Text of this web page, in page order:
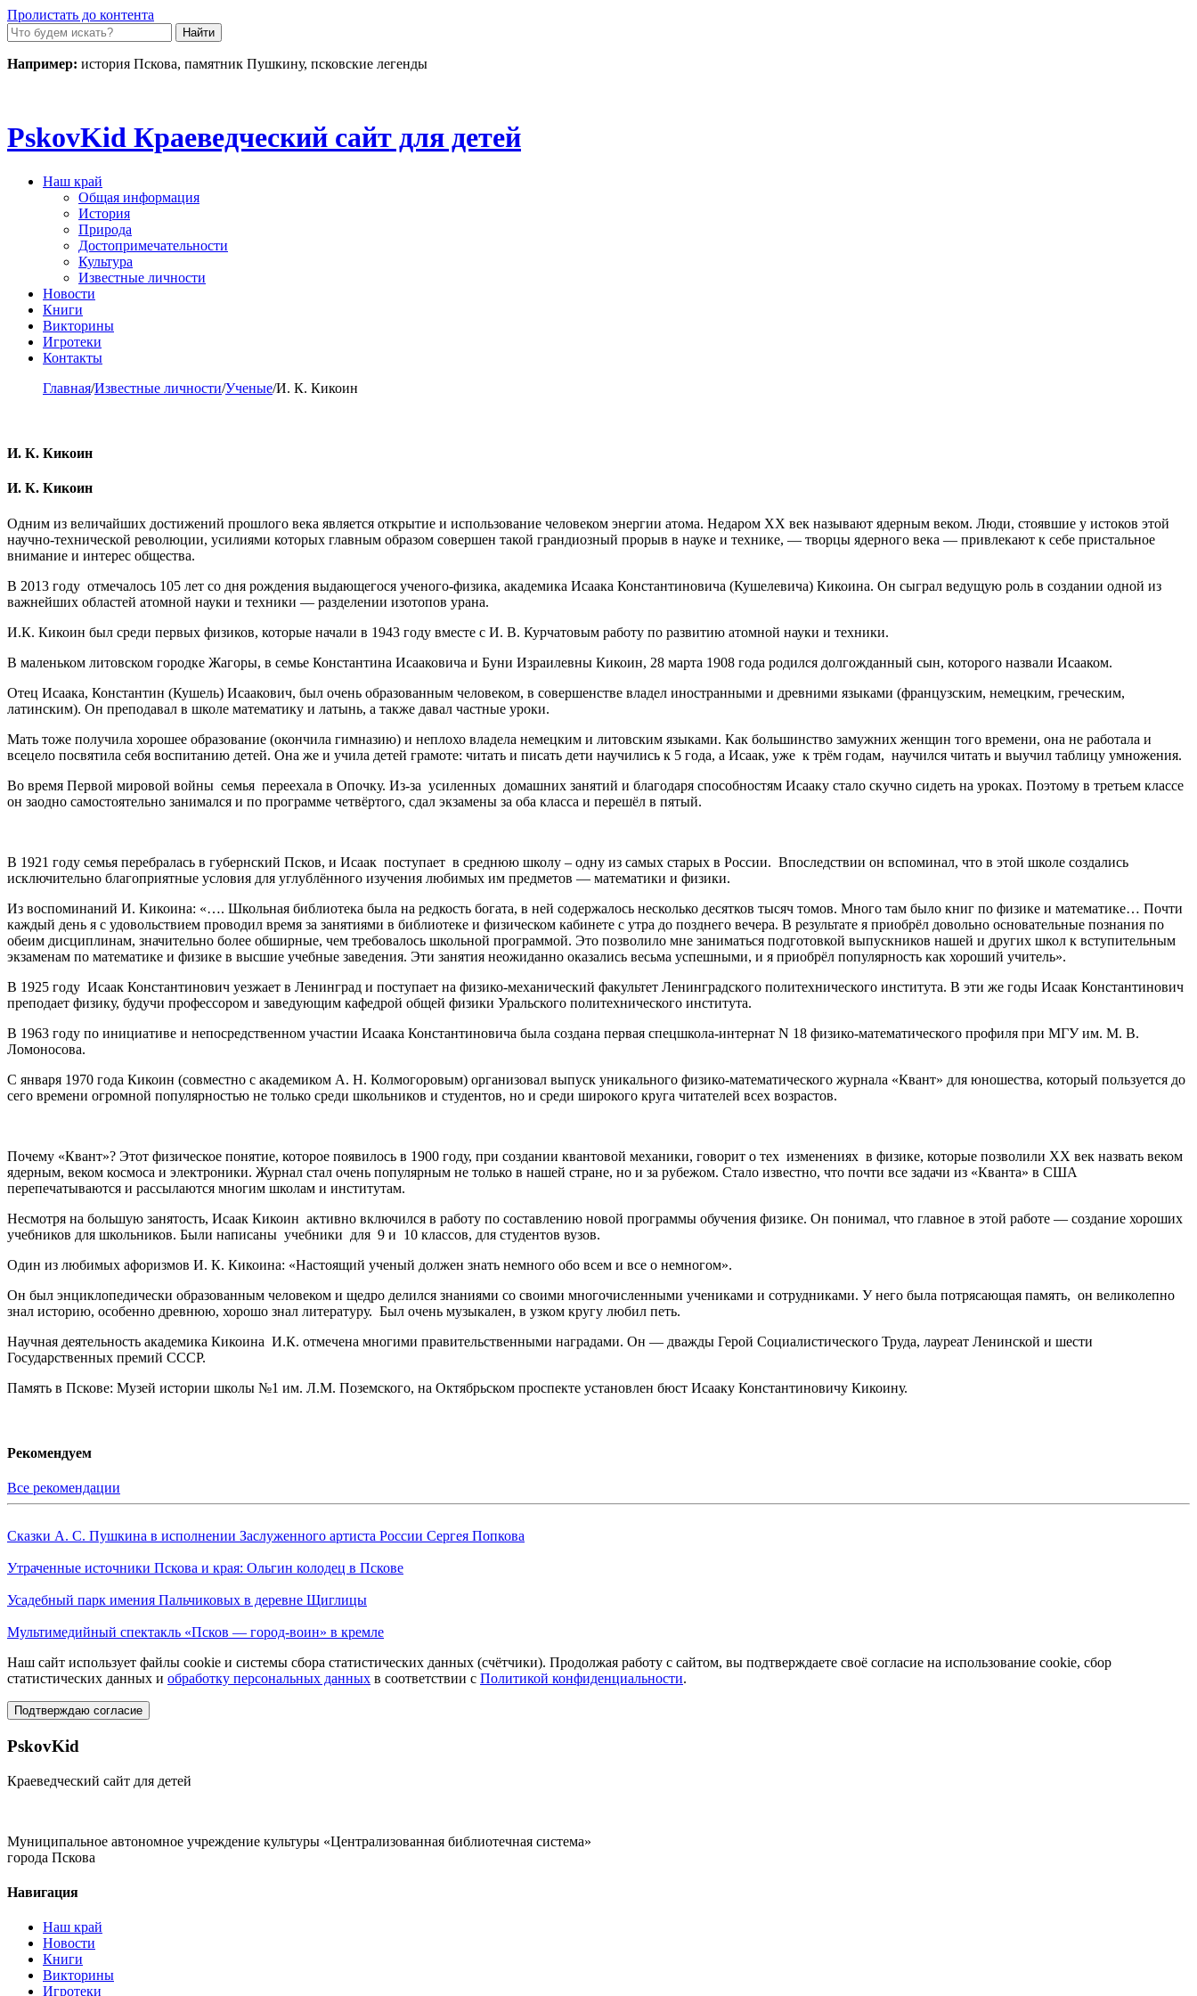
Пролистать до контента
Например: история Пскова, памятник Пушкину, псковские легенды
PskovKid Краеведческий сайт для детей
Наш край
Общая информация
История
Природа
Достопримечательности
Культура
Известные личности
Новости
Книги
Викторины
Игротеки
Контакты
Главная/Известные личности/Ученые/И. К. Кикоин
И. К. Кикоин
И. К. Кикоин
Одним из величайших достижений прошлого века является открытие и использование человеком энергии атома. Недаром XX век называют ядерным веком. Люди, стоявшие у истоков этой
научно-технической революции, усилиями которых главным образом совершен такой грандиозный прорыв в науке и технике, — творцы ядерного века — привлекают к себе пристальное
внимание и интерес общества.
В 2013 году отмечалось 105 лет со дня рождения выдающегося ученого-физика, академика Исаака Константиновича (Кушелевича) Кикоина. Он сыграл ведущую роль в создании одной из
важнейших областей атомной науки и техники — разделении изотопов урана.
И.К. Кикоин был среди первых физиков, которые начали в 1943 году вместе с И. В. Курчатовым работу по развитию атомной науки и техники.
В маленьком литовском городке Жагоры, в семье Константина Исааковича и Буни Израилевны Кикоин, 28 марта 1908 года родился долгожданный сын, которого назвали Исааком.
Отец Исаака, Константин (Кушель) Исаакович, был очень образованным человеком, в совершенстве владел иностранными и древними языками (французским, немецким, греческим,
латинским). Он преподавал в школе математику и латынь, а также давал частные уроки.
Мать тоже получила хорошее образование (окончила гимназию) и неплохо владела немецким и литовским языками. Как большинство замужних женщин того времени, она не работала и
всецело посвятила себя воспитанию детей. Она же и учила детей грамоте: читать и писать дети научились к 5 года, а Исаак, уже к трём годам, научился читать и выучил таблицу умножения.
Во время Первой мировой войны семья переехала в Опочку. Из-за усиленных домашних занятий и благодаря способностям Исааку стало скучно сидеть на уроках. Поэтому в третьем классе
он заодно самостоятельно занимался и по программе четвёртого, сдал экзамены за оба класса и перешёл в пятый.
В 1921 году семья перебралась в губернский Псков, и Исаак поступает в среднюю школу – одну из самых старых в России. Впоследствии он вспоминал, что в этой школе создались
исключительно благоприятные условия для углублённого изучения любимых им предметов — математики и физики.
Из воспоминаний И. Кикоина: «…. Школьная библиотека была на редкость богата, в ней содержалось несколько десятков тысяч томов. Много там было книг по физике и математике… Почти
каждый день я с удовольствием проводил время за занятиями в библиотеке и физическом кабинете с утра до позднего вечера. В результате я приобрёл довольно основательные познания по
обеим дисциплинам, значительно более обширные, чем требовалось школьной программой. Это позволило мне заниматься подготовкой выпускников нашей и других школ к вступительным
экзаменам по математике и физике в высшие учебные заведения. Эти занятия неожиданно оказались весьма успешными, и я приобрёл популярность как хороший учитель».
В 1925 году Исаак Константинович уезжает в Ленинград и поступает на физико-механический факультет Ленинградского политехнического института. В эти же годы Исаак Константинович
преподает физику, будучи профессором и заведующим кафедрой общей физики Уральского политехнического института.
В 1963 году по инициативе и непосредственном участии Исаака Константиновича была создана первая спецшкола-интернат N 18 физико-математического профиля при МГУ им. М. В.
Ломоносова.
С января 1970 года Кикоин (совместно с академиком А. Н. Колмогоровым) организовал выпуск уникального физико-математического журнала «Квант» для юношества, который пользуется до
сего времени огромной популярностью не только среди школьников и студентов, но и среди широкого круга читателей всех возрастов.
Почему «Квант»? Этот физическое понятие, которое появилось в 1900 году, при создании квантовой механики, говорит о тех изменениях в физике, которые позволили XX век назвать веком
ядерным, веком космоса и электроники. Журнал стал очень популярным не только в нашей стране, но и за рубежом. Стало известно, что почти все задачи из «Кванта» в США
перепечатываются и рассылаются многим школам и институтам.
Несмотря на большую занятость, Исаак Кикоин активно включился в работу по составлению новой программы обучения физике. Он понимал, что главное в этой работе — создание хороших
учебников для школьников. Были написаны учебники для 9 и 10 классов, для студентов вузов.
Один из любимых афоризмов И. К. Кикоина: «Настоящий ученый должен знать немного обо всем и все о немногом».
Он был энциклопедически образованным человеком и щедро делился знаниями со своими многочисленными учениками и сотрудниками. У него была потрясающая память, он великолепно
знал историю, особенно древнюю, хорошо знал литературу. Был очень музыкален, в узком кругу любил петь.
Научная деятельность академика Кикоина И.К. отмечена многими правительственными наградами. Он — дважды Герой Социалистического Труда, лауреат Ленинской и шести
Государственных премий СССР.
Память в Пскове: Музей истории школы №1 им. Л.М. Поземского, на Октябрьском проспекте установлен бюст Исааку Константиновичу Кикоину.
Рекомендуем
Все рекомендации
Сказки А. С. Пушкина в исполнении Заслуженного артиста России Сергея Попкова
Утраченные источники Пскова и края: Ольгин колодец в Пскове
Усадебный парк имения Пальчиковых в деревне Щиглицы
Мультимедийный спектакль «Псков — город-воин» в кремле
Наш сайт использует файлы cookie и системы сбора статистических данных (счётчики). Продолжая работу с сайтом, вы подтверждаете своё согласие на использование cookie, сбор
статистических данных и обработку персональных данных в соответствии с Политикой конфиденциальности.
Подтверждаю согласие
PskovKid
Краеведческий сайт для детей
Муниципальное автономное учреждение культуры «Централизованная библиотечная система»
города Пскова
Навигация
Наш край
Новости
Книги
Викторины
Игротеки